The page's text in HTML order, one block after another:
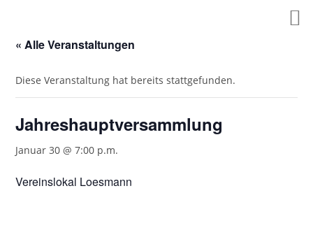
springen
« Alle Veranstaltungen
Diese Veranstaltung hat bereits stattgefunden.
Jahreshauptversammlung
Januar 30 @ 7:00 p.m.
Vereinslokal Loesmann